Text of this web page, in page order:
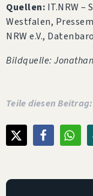
Quellen: IT.NRW
Westfalen,
NRW e.V.,
Bildquelle:
Teile diesen Beitrag: